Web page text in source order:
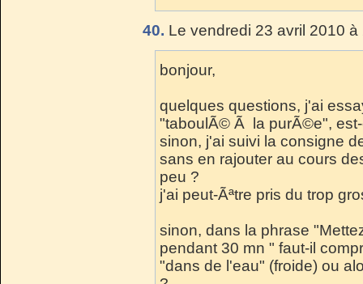
40. Le vendredi 23 avril 2010
bonjour,
quelques questions, j'ai
"taboulÃ© Ã la purÃ©e",
sinon, j'ai suivi la consigne
sans en rajouter au cours
peu ?
j'ai peut-Ãªtre pris du trop
sinon, dans la phrase
pendant 30 mn " faut-il
"dans de l'eau" (froide) ou